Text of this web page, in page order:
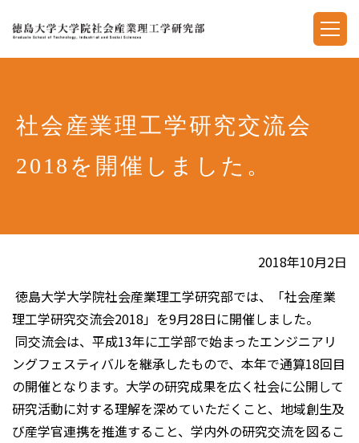
社会産業理工学研究交流会
2018を開催しました。
2018年10月2日
徳島大学大学院社会産業理工学研究部では、「社会産業
理工学研究交流会2018」を9月28日に開催しました。
同交流会は、平成13年に工学部で始まったエンジニアリ
ングフェスティバルを継承したもので、本年で通算18回目
の開催となります。大学の研究成果を広く社会に公開して
研究活動に対する理解を深めていただくこと、地域創生及
び産学官連携を推進すること、学内外の研究交流を図るこ